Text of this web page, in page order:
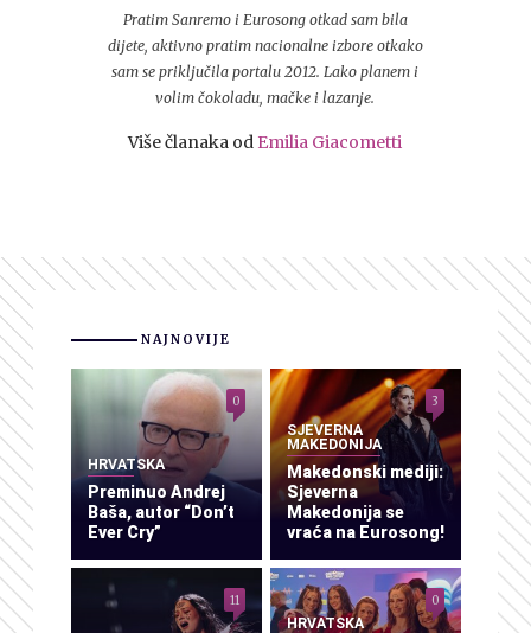
Pratim Sanremo i Eurosong otkad sam bila
dijete, aktivno pratim nacionalne izbore otkako
sam se priključila portalu 2012. Lako planem i
volim čokoladu, mačke i lazanje.
Više članaka od Emilia Giacometti
NAJNOVIJE
HRVATSKA
Preminuo Andrej
Baša, autor “Don’t
Ever Cry”
0
SJEVERNA
MAKEDONIJA
Makedonski mediji:
Sjeverna
Makedonija se
vraća na Eurosong!
3
11
HRVATSKA
0